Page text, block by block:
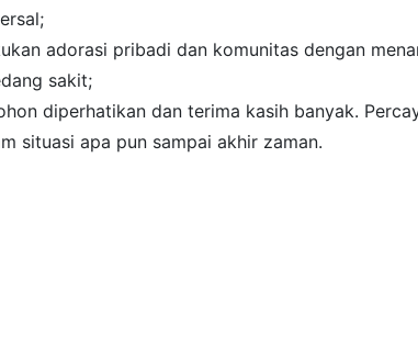
adorasi pribadi dan komunitas dengan
sakit;
diperhatikan dan terima kasih banyak.
situasi apa pun sampai akhir zaman.